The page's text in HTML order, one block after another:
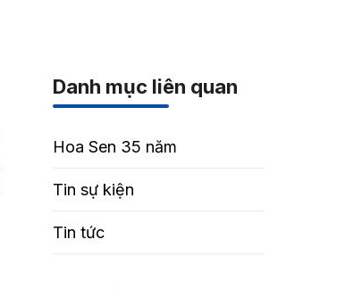
Danh mục liên quan
Hoa Sen 35 năm
Tin sự kiện
Tin tức